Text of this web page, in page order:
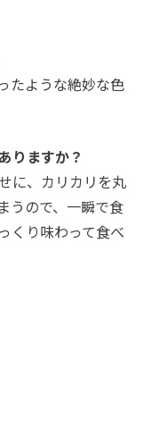
たような絶妙な色
りますか？
に、カリカリを丸
うので、一瞬で食
くり味わって食べ